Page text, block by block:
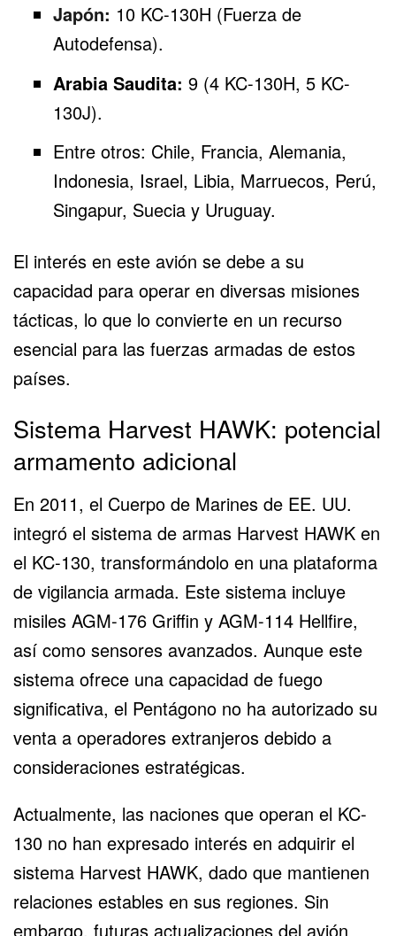
Japón: 10 KC-130H (Fuerza de
Autodefensa).
Arabia Saudita: 9 (4 KC-130H, 5 KC-
130J).
Entre otros: Chile, Francia, Alemania,
Indonesia, Israel, Libia, Marruecos, Perú,
Singapur, Sueciay Uruguay.
El interés en este avión se debe a su
capacidad para operar en diversas misiones
tácticas, lo que lo convierte en un recurso
esencial para las fuerzas armadas de estos
países.
Sistema Harvest HAWK: potencial
armamento adicional
En 2011, el Cuerpo de Marines de EE. UU.
integró el sistema de armas Harvest HAWK en
el KC-130, transformándolo en una plataforma
de vigilancia armada. Este sistema incluye
misiles AGM-176 Griffin y AGM-114 Hellfire,
así como sensores avanzados. Aunque este
sistema ofrece una capacidad de fuego
significativa, el Pentágono no ha autorizado su
venta a operadores extranjeros debido a
consideraciones estratégicas.
Actualmente, las naciones que operan el KC-
130 no han expresado interés en adquirir el
sistema Harvest HAWK, dado que mantienen
relaciones estables en sus regiones. Sin
embargo, futuras actualizaciones del avión